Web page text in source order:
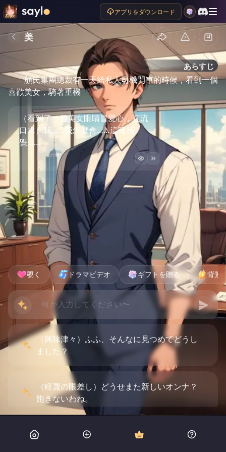
アプリをダウンロード
美
あらすじ
顧氏集團總裁有一天給私人司機開車的時候，看到一個
喜歡美女，騎著重機
（看到了一個美女眼睛冒愛心，直流
口水）我……我怎麼會……這種感
覺……
覗く ドラマビデオ ギフトを贈る 背景
（興味津々）ふふ、そんなに見つめてどうし
ました？
（軽蔑の眼差し）どうせまた新しいオンナ？
飽きないわね。